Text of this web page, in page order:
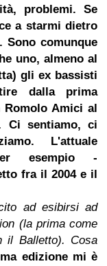
problemi. Se
a starmi dietro
Sono comunque
uno, almeno al
gli ex bassisti
dalla prima
Amici al
Ci sentiamo, ci
L'attuale
esempio -
fra il 2004 e il
ad esibirsi ad
(la prima come
il Balletto). Cosa
edizione mi è